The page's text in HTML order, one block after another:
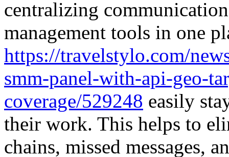
centralizing
management tools in one
https://travelstylo.com/
smm-panel-with-api-geo-
coverage/529248 easily
their work. This helps to
chains, missed messages,